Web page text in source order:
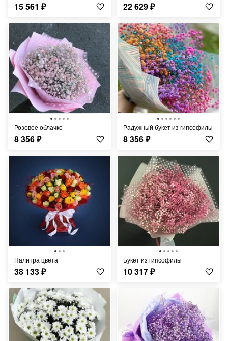
15 561 ₽ 22 629₽
Розовое облачко
8 356₽
Радужный букет из гипсофилы
8 356₽
Палитра цвета
38 133₽
Букет из гипсофилы
10 317₽